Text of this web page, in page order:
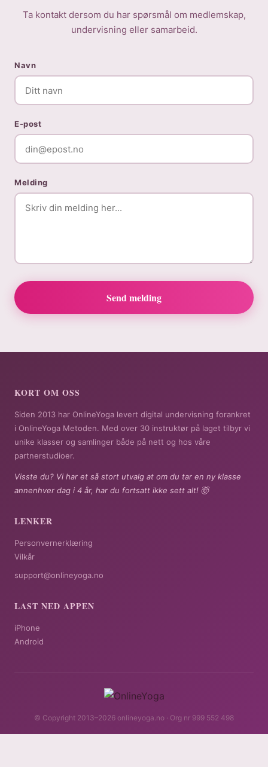
Ta kontakt dersom du har spørsmål om medlemskap,
undervisning eller samarbeid.
Navn
E-post
Melding
Send melding
KORT OM OSS
Siden 2013 har OnlineYoga levert digital undervisning forankret
i OnlineYoga Metoden. Med over 30 instruktør på laget tilbyr vi
unike klasser og samlinger både på nett og hos våre
partnerstudioer.
Visste du? Vi har et så stort utvalg at om du tar en ny klasse
annenhver dag i 4 år, har du fortsatt ikke sett alt! 🤯
LENKER
Personvernerklæring
Vilkår
support@onlineyoga.no
LAST NED APPEN
iPhone
Android
© Copyright 2013–2026 onlineyoga.no · Org nr 999 552 498